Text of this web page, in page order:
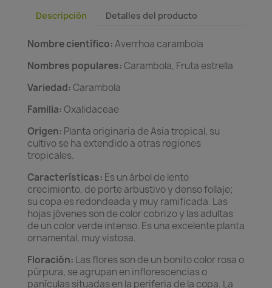
Descripción Detalles del producto
Nombre científico:Averrhoa carambola
Nombres populares: Carambola, Fruta estrella
Variedad: Carambola
Familia: Oxalidaceae
Origen: Planta originaria de Asia tropical, su
cultivo se ha extendido a otras regiones
tropicales.
Características: Es un árbol de lento
crecimiento, de porte arbustivo y denso follaje;
su copa es redondeada y muy ramificada. Las
hojas jóvenes son de color cobrizo y las adultas
de un color verde intenso. Es una excelente planta
ornamental, muy vistosa.
Floración: Las flores son de un bonito color rosa o
púrpura, se agrupan en inflorescencias o
panículas situadas en la periferia de la copa. La